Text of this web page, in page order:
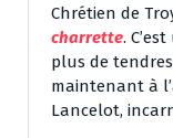
Chrétien de
charrette.
plus de
maintenant à
Lancelot,